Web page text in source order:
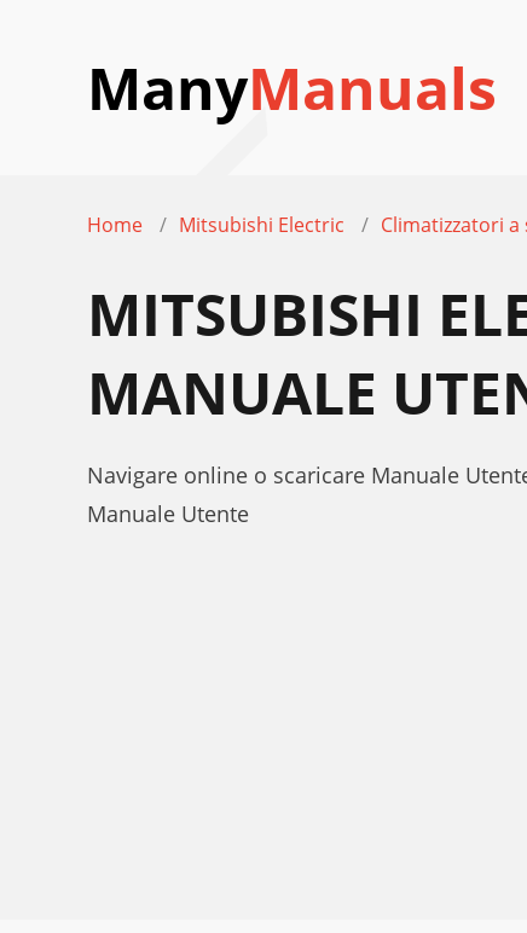
ManyManuals
Home Mitsubishi Electric Climatizzatori a
MITSUBISHI
MANUALE
Navigare online o scaricare Manuale
Manuale Utente